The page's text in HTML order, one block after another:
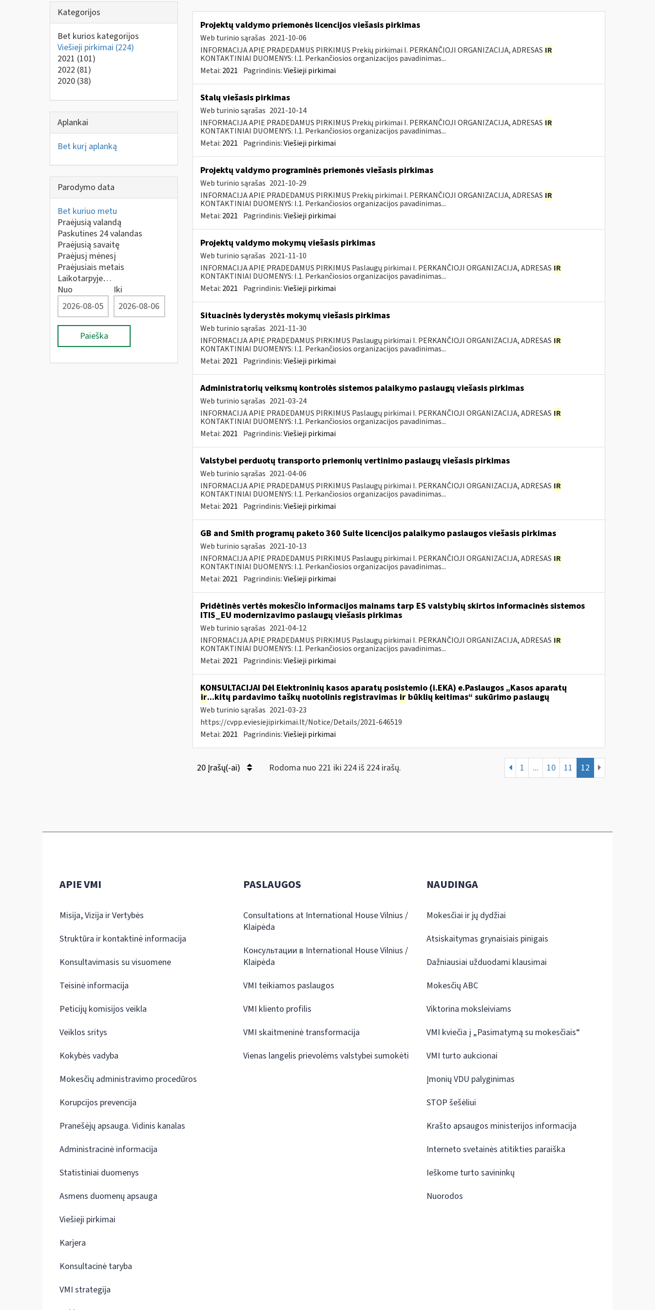
Kategorijos
Bet kurios kategorijos
Viešieji pirkimai (224)
2021 (101)
2022 (81)
2020 (38)
Aplankai
Bet kurį aplanką
Parodymo data
Bet kuriuo metu
Praėjusią valandą
Paskutines 24 valandas
Praėjusią savaitę
Praėjusį mėnesį
Praėjusiais metais
Laikotarpyje…
Nuo
Iki
Paieška
Projektų valdymo priemonės licencijos viešasis pirkimas
Web turinio sąrašas 2021-10-06
INFORMACIJA APIE PRADEDAMUS PIRKIMUS Prekių pirkimai I. PERKANČIOJI ORGANIZACIJA, ADRESAS IR
KONTAKTINIAI DUOMENYS: I.1. Perkančiosios organizacijos pavadinimas...
Metai: 2021 Pagrindinis:Viešieji pirkimai
Stalų viešasis pirkimas
Web turinio sąrašas 2021-10-14
INFORMACIJA APIE PRADEDAMUS PIRKIMUS Prekių pirkimai I. PERKANČIOJI ORGANIZACIJA, ADRESAS IR
KONTAKTINIAI DUOMENYS: I.1. Perkančiosios organizacijos pavadinimas...
Metai: 2021 Pagrindinis:Viešieji pirkimai
Projektų valdymo programinės priemonės viešasis pirkimas
Web turinio sąrašas 2021-10-29
INFORMACIJA APIE PRADEDAMUS PIRKIMUS Prekių pirkimai I. PERKANČIOJI ORGANIZACIJA, ADRESAS IR
KONTAKTINIAI DUOMENYS: I.1. Perkančiosios organizacijos pavadinimas...
Metai: 2021 Pagrindinis:Viešieji pirkimai
Projektų valdymo mokymų viešasis pirkimas
Web turinio sąrašas 2021-11-10
INFORMACIJA APIE PRADEDAMUS PIRKIMUS Paslaugų pirkimai I. PERKANČIOJI ORGANIZACIJA, ADRESAS IR
KONTAKTINIAI DUOMENYS: I.1. Perkančiosios organizacijos pavadinimas...
Metai: 2021 Pagrindinis:Viešieji pirkimai
Situacinės lyderystės mokymų viešasis pirkimas
Web turinio sąrašas 2021-11-30
INFORMACIJA APIE PRADEDAMUS PIRKIMUS Paslaugų pirkimai I. PERKANČIOJI ORGANIZACIJA, ADRESAS IR
KONTAKTINIAI DUOMENYS: I.1. Perkančiosios organizacijos pavadinimas...
Metai: 2021 Pagrindinis:Viešieji pirkimai
Administratorių veiksmų kontrolės sistemos palaikymo paslaugų viešasis pirkimas
Web turinio sąrašas 2021-03-24
INFORMACIJA APIE PRADEDAMUS PIRKIMUS Paslaugų pirkimai I. PERKANČIOJI ORGANIZACIJA, ADRESAS IR
KONTAKTINIAI DUOMENYS: I.1. Perkančiosios organizacijos pavadinimas...
Metai: 2021 Pagrindinis:Viešieji pirkimai
Valstybei perduotų transporto priemonių vertinimo paslaugų viešasis pirkimas
Web turinio sąrašas 2021-04-06
INFORMACIJA APIE PRADEDAMUS PIRKIMUS Paslaugų pirkimai I. PERKANČIOJI ORGANIZACIJA, ADRESAS IR
KONTAKTINIAI DUOMENYS: I.1. Perkančiosios organizacijos pavadinimas...
Metai: 2021 Pagrindinis:Viešieji pirkimai
GB and Smith programų paketo 360 Suite licencijos palaikymo paslaugos viešasis pirkimas
Web turinio sąrašas 2021-10-13
INFORMACIJA APIE PRADEDAMUS PIRKIMUS Paslaugų pirkimai I. PERKANČIOJI ORGANIZACIJA, ADRESAS IR
KONTAKTINIAI DUOMENYS: I.1. Perkančiosios organizacijos pavadinimas...
Metai: 2021 Pagrindinis:Viešieji pirkimai
Pridėtinės vertės mokesčio informacijos mainams tarp ES valstybių skirtos informacinės sistemos
ITIS_EU modernizavimo paslaugų viešasis pirkimas
Web turinio sąrašas 2021-04-12
INFORMACIJA APIE PRADEDAMUS PIRKIMUS Paslaugų pirkimai I. PERKANČIOJI ORGANIZACIJA, ADRESAS IR
KONTAKTINIAI DUOMENYS: I.1. Perkančiosios organizacijos pavadinimas...
Metai: 2021 Pagrindinis:Viešieji pirkimai
KONSULTACIJAI Dėl Elektroninių kasos aparatų posistemio (i.EKA) e.Paslaugos „Kasos aparatų
ir...kitų pardavimo taškų nuotolinis registravimas irbūklių keitimas“ sukūrimo paslaugų
Web turinio sąrašas 2021-03-23
https://cvpp.eviesiejipirkimai.lt/Notice/Details/2021-646519
Metai: 2021 Pagrindinis:Viešieji pirkimai
20 Įrašų(-ai) Rodoma nuo 221 iki 224 iš 224 irašų. 1 ... 10 11 12
APIE VMI
Misija, Vizija ir Vertybės
Struktūra ir kontaktinė informacija
Konsultavimasis su visuomene
Teisinė informacija
Peticijų komisijos veikla
Veiklos sritys
Kokybės vadyba
Mokesčių administravimo procedūros
Korupcijos prevencija
Pranešėjų apsauga. Vidinis kanalas
Administracinė informacija
Statistiniai duomenys
Asmens duomenų apsauga
Viešieji pirkimai
Karjera
Konsultacinė taryba
VMI strategija
PASLAUGOS
Consultations at International House Vilnius /
Klaipėda
Консультации в International House Vilnius /
Klaipėda
VMI teikiamos paslaugos
VMI kliento profilis
VMI skaitmeninė transformacija
Vienas langelis prievolėms valstybei sumokėti
NAUDINGA
Mokesčiai ir jų dydžiai
Atsiskaitymas grynaisiais pinigais
Dažniausiai užduodami klausimai
Mokesčių ABC
Viktorina moksleiviams
VMI kviečia į „Pasimatymą su mokesčiais“
VMI turto aukcionai
Įmonių VDU palyginimas
STOP šešėliui
Krašto apsaugos ministerijos informacija
Interneto svetainės atitikties paraiška
Ieškome turto savininkų
Nuorodos